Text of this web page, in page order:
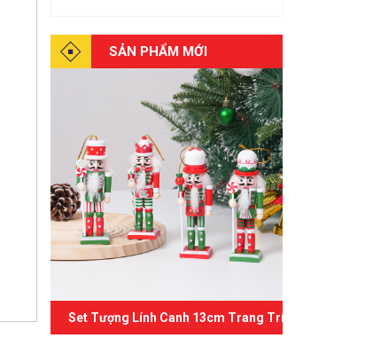
SẢN PHẨM MỚI
Set Tượng Lính Canh 13cm Trang Trí Giáng Sinh 07